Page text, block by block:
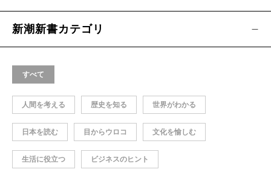
新潮新書カテゴリ
すべて
人間を考える 歴史を知る 世界がわかる
日本を読む 目からウロコ 文化を愉しむ
生活に役立つ ビジネスのヒント